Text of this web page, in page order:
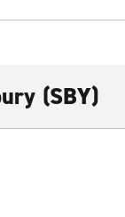
(SBY)